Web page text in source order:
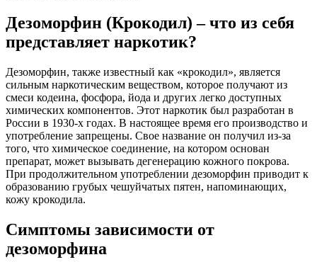
Дезоморфин (Крокодил) – что из себя
представляет наркотик?
Дезоморфин, также известный как «крокодил», является
сильным наркотическим веществом, которое получают из
смеси кодеина, фосфора, йода и других легко доступных
химических компонентов. Этот наркотик был разработан в
России в 1930-х годах. В настоящее время его производство и
употребление запрещены. Свое название он получил из-за
того, что химическое соединение, на котором основан
препарат, может вызывать дегенерацию кожного покрова.
При продолжительном употреблении дезоморфин приводит к
образованию грубых чешуйчатых пятен, напоминающих,
кожу крокодила.
Симптомы зависимости от
дезоморфина